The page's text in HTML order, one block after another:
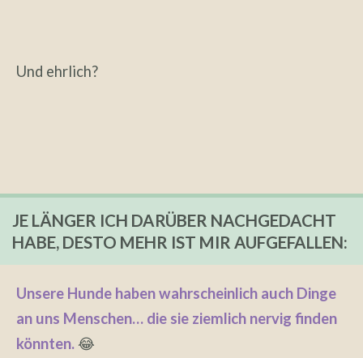
Und ehrlich?
JE LÄNGER ICH DARÜBER NACHGEDACHT
HABE, DESTO MEHR IST MIR AUFGEFALLEN:
Unsere Hunde haben wahrscheinlich auch Dinge
an uns Menschen… die sie ziemlich nervig finden
könnten. 😂